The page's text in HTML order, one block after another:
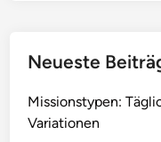
Neueste
Missionstypen:
Variationen